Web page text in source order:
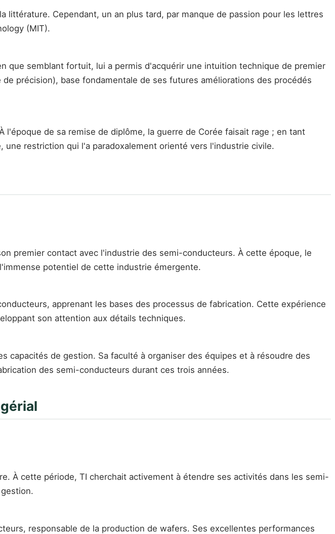
littérature. Cependant, un an plus tard, par manque de passion pour les lettres
(MIT).
que semblant fortuit, lui a permis d'acquérir une intuition technique de premier
précision), base fondamentale de ses futures améliorations des procédés
de sa remise de diplôme, la guerre de Corée faisait rage ; en tant
restriction qui l'a paradoxalement orienté vers l'industrie civile.
premier contact avec l'industrie des semi-conducteurs. À cette époque, le
potentiel de cette industrie émergente.
apprenant les bases des processus de fabrication. Cette expérience
son attention aux détails techniques.
capacités de gestion. Sa faculté à organiser des équipes et à résoudre des
des semi-conducteurs durant ces trois années.
À cette période, TI cherchait activement à étendre ses activités dans les semi-
responsable de la production de wafers. Ses excellentes performances